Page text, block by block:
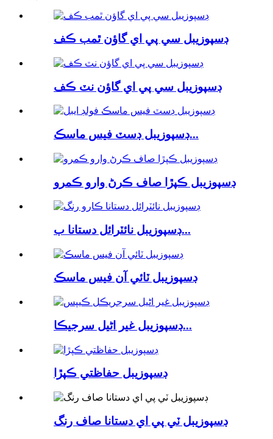
ڊسپوزيبل سي پي اي گاؤن ٿمب ڪف
ڊسپوزيبل سي پي اي گاؤن نٽ ڪف
ڊسپوزيبل ڊسٽ فيس ماسڪ...
ڊسپوزيبل ڪپڙا صاف ڪرڻ وارو ڪمرو
ڊسپوزيبل نائٽرائل دستانا ب...
ڊسپوزيبل ٽائي آن فيس ماسڪ
ڊسپوزيبل غير اڻيل سرجيڪا...
ڊسپوزيبل حفاظتي ڪپڙا
ڊسپوزيبل ٽي پي اي دستانا صاف رنگ